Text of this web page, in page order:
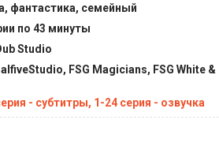
фантастика, семейный
по 43 минуты
Studio
FSG Magicians, FSG White &
- субтитры, 1-24 серия - озвучка